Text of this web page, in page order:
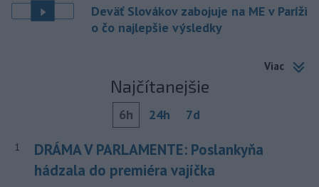
Deväť Slovákov zabojuje na ME v Paríži
o čo najlepšie výsledky
Viac
Najčítanejšie
6h 24h 7d
1
DRÁMA V PARLAMENTE: Poslankyňa
hádzala do premiéra vajíčka